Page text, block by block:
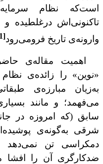
است‌که نظام
تاکنونی‌اش درغلطیده و
وارونه‌ی تاریخ فرومی‌رود[1]
اهمیت مقاله‌ی
«نوین» را زائده‌ی
به‌زیان مبارزه‌ی
می‌فهمد؛ و مانند
سابق (که امروزه در
شرقی به‌گونه‌ی
دمکراسی تن نمی‌دهد
ضدکارگری آن را افشا